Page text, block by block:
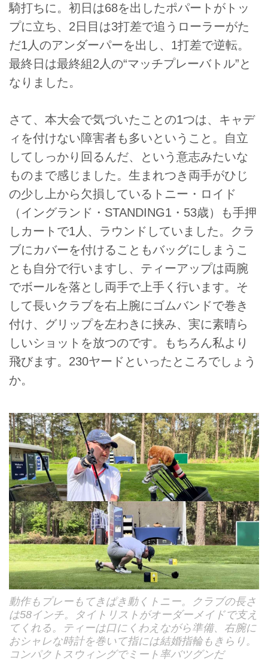
騎打ちに。初日は68を出したポパートがトッ
プに立ち、2日目は3打差で追うローラーがた
だ1人のアンダーパーを出し、1打差で逆転。
最終日は最終組2人の“マッチプレーバトル”と
なりました。
さて、本大会で気づいたことの1つは、キャデ
ィを付けない障害者も多いということ。自立
してしっかり回るんだ、という意志みたいな
ものまで感じました。生まれつき両手がひじ
の少し上から欠損しているトニー・ロイド
（イングランド・STANDING1・53歳）も手押
しカートで1人、ラウンドしていました。クラ
ブにカバーを付けることもバッグにしまうこ
とも自分で行いますし、ティーアップは両腕
でボールを落とし両手で上手く行います。そ
して長いクラブを右上腕にゴムバンドで巻き
付け、グリップを左わきに挟み、実に素晴ら
しいショットを放つのです。もちろん私より
飛びます。230ヤードといったところでしょう
か。
動作もプレーもてきぱき動くトニー。クラブの長さ
は58インチ。タイトリストがオーダーメイドで支え
てくれる。ティーは口にくわえながら準備、右腕に
おシャレな時計を巻いて指には結婚指輪もきらり。
コンパクトスウィングでミート率バツグンだ